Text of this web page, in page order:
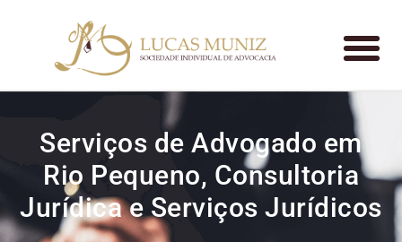
Serviços de Advogado em
Rio Pequeno, Consultoria
Jurídica e Serviços Jurídicos